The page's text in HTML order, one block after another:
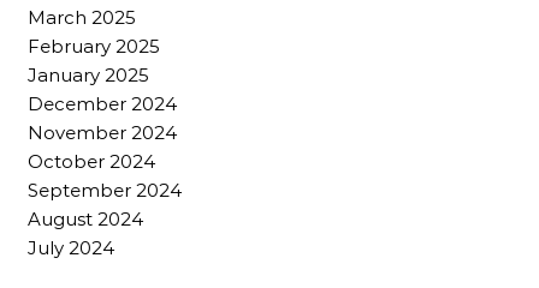
March 2025
February 2025
January 2025
December 2024
November 2024
October 2024
September 2024
August 2024
July 2024